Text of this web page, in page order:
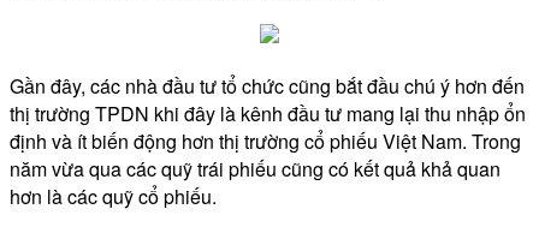
Gần đây, các nhà đầu tư tổ chức cũng bắt đầu chú ý hơn đến
thị trường TPDN khi đây là kênh đầu tư mang lại thu nhập ổn
định và ít biến động hơn thị trường cổ phiếu Việt Nam. Trong
năm vừa qua các quỹ trái phiếu cũng có kết quả khả quan
hơn là các quỹ cổ phiếu.